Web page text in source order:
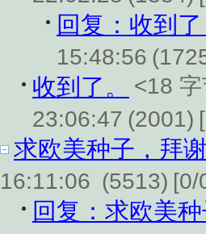
回复：收到
15:48:56
收到了。
<18
23:06:47 (2001)
求欧美种子，拜
16:11:06 (5513) [0/
回复：求欧美